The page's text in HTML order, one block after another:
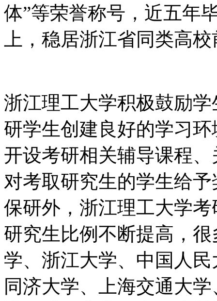
体”等荣誉称号，近五年
上，稳居浙江省同类高
浙江理工大学积极鼓励
研学生创建良好的学习
开设考研相关辅导课程
对考取研究生的学生给
保研外，浙江理工大学
研究生比例不断提高，
学、浙江大学、中国人
同济大学、上海交通大